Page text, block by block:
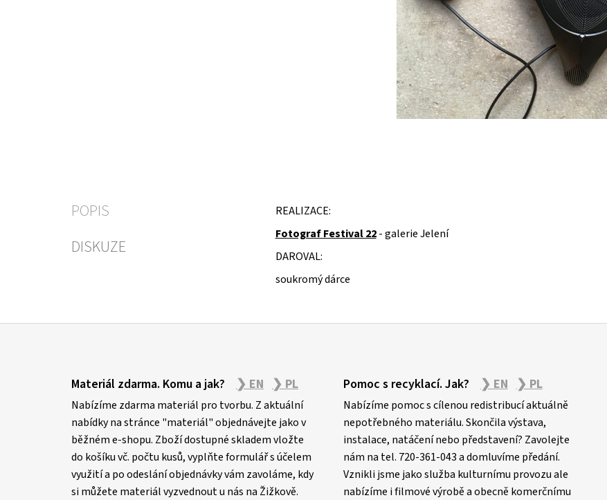
POPIS
DISKUZE
REALIZACE:
Fotograf Festival 22- galerie Jelení
DAROVAL:
soukromý dárce
Materiál zdarma. Komu a jak? ❯ EN ❯ PL
Nabízíme zdarma materiál pro tvorbu. Z aktuální
nabídky na stránce "materiál" objednávejte jako v
běžném e-shopu. Zboží dostupné skladem vložte
do košíku vč. počtu kusů, vyplňte formulář s účelem
využití a po odeslání objednávky vám zavoláme, kdy
si můžete materiál vyzvednout u nás na Žižkově.
Pomoc s recyklací. Jak? ❯ EN ❯ PL
Nabízíme pomoc s cílenou redistribucí aktuálně
nepotřebného materiálu. Skončila výstava,
instalace, natáčení nebo představení? Zavolejte
nám na tel. 720-361-043 a domluvíme předání.
Vznikli jsme jako služba kulturnímu provozu ale
nabízíme i filmové výrobě a obecně komerčnímu